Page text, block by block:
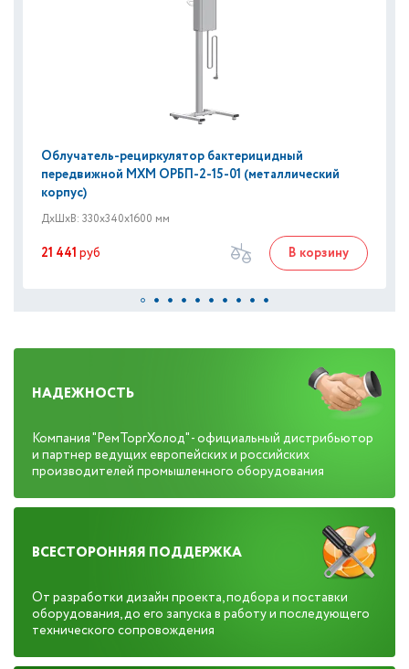
Облучатель-рециркулятор бактерицидный
передвижной МХМ ОРБП-2-15-01 (металлический
корпус)
ДxШxВ: 330x340x1600 мм
21 441 руб В корзину
НАДЕЖНОСТЬ
Компания "РемТоргХолод" - официальный дистрибьютор
и партнер ведущих европейских и российских
производителей промышленного оборудования
ВСЕСТОРОННЯЯ ПОДДЕРЖКА
От разработки дизайн проекта, подбора и поставки
оборудования, до его запуска в работу и последующего
технического сопровождения